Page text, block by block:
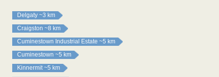
Delgaty ~3 km
Craigston ~8 km
Cuminestown Industrial Estate ~5 km
Cuminestown ~5 km
Kinnermit ~5 km